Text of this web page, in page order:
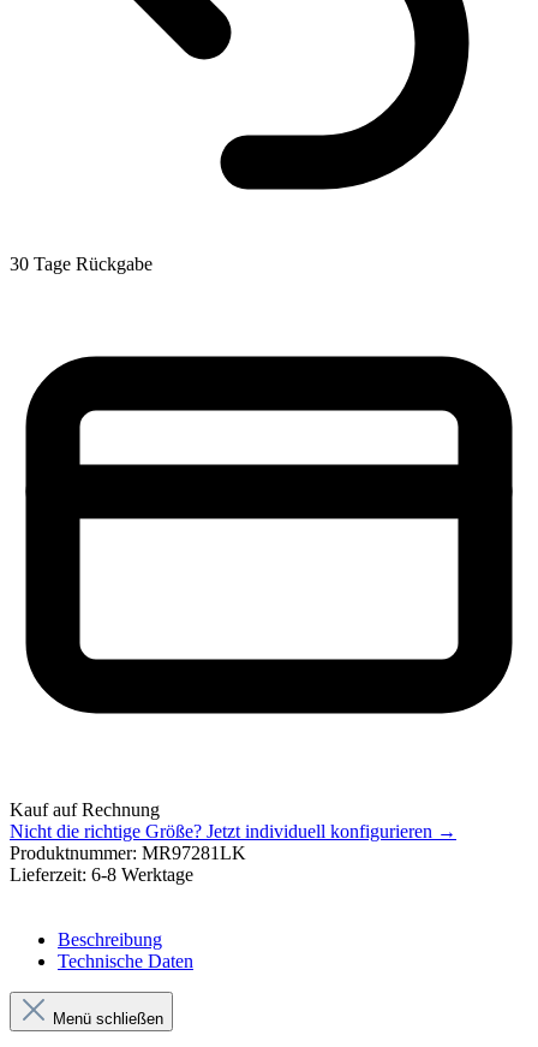
30 Tage Rückgabe
Kauf auf Rechnung
Nicht die richtige Größe? Jetzt individuell konfigurieren →
Produktnummer: MR97281LK
Lieferzeit: 6-8 Werktage
Beschreibung
Technische Daten
Menü schließen